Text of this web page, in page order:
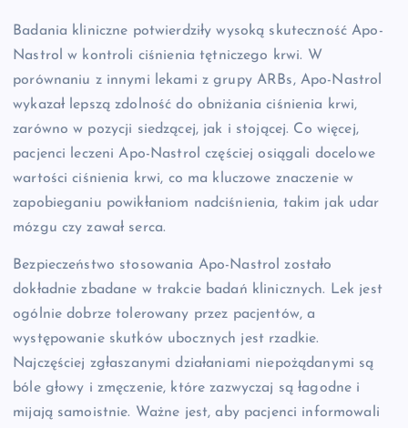
Badania kliniczne potwierdziły wysoką skuteczność Apo-
Nastrol w kontroli ciśnienia tętniczego krwi. W
porównaniu z innymi lekami z grupy ARBs, Apo-Nastrol
wykazał lepszą zdolność do obniżania ciśnienia krwi,
zarówno w pozycji siedzącej, jak i stojącej. Co więcej,
pacjenci leczeni Apo-Nastrol częściej osiągali docelowe
wartości ciśnienia krwi, co ma kluczowe znaczenie w
zapobieganiu powikłaniom nadciśnienia, takim jak udar
mózgu czy zawał serca.
Bezpieczeństwo stosowania Apo-Nastrol zostało
dokładnie zbadane w trakcie badań klinicznych. Lek jest
ogólnie dobrze tolerowany przez pacjentów, a
występowanie skutków ubocznych jest rzadkie.
Najczęściej zgłaszanymi działaniami niepożądanymi są
bóle głowy i zmęczenie, które zazwyczaj są łagodne i
mijają samoistnie. Ważne jest, aby pacjenci informowali